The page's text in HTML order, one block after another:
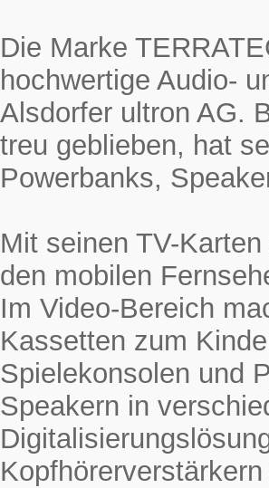
Die Marke
hochwertige Audio-
Alsdorfer ultron AG.
treu geblieben, hat
Powerbanks,
Mit seinen TV-
den mobilen
Im Video-Bereich
Kassetten zum
Spielekonsolen und
Speakern in